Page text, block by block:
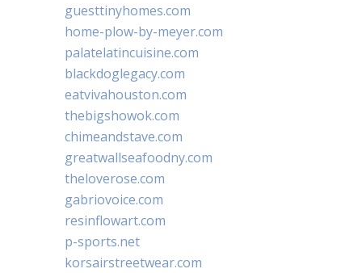
guesttinyhomes.com
home-plow-by-meyer.com
palatelatincuisine.com
blackdoglegacy.com
eatvivahouston.com
thebigshowok.com
chimeandstave.com
greatwallseafoodny.com
theloverose.com
gabriovoice.com
resinflowart.com
p-sports.net
korsairstreetwear.com